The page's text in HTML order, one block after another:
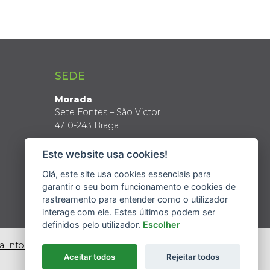
SEDE
Morada
Sete Fontes – São Victor
4710-243 Braga
Latitude: 41º 34’ N
Longitude: 8º 24’ W
Informação
Este website usa cookies!
Olá, este site usa cookies essenciais para
garantir o seu bom funcionamento e cookies de
rastreamento para entender como o utilizador
interage com ele. Estes últimos podem ser
definidos pelo utilizador. Escolher
Aceitar todos Rejeitar todos